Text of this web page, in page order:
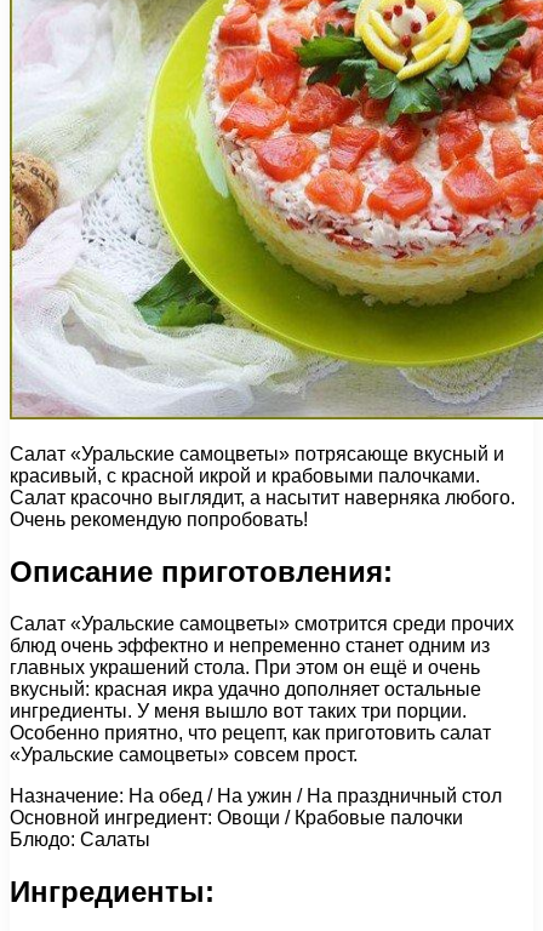
Салат «Уральские самоцветы» потрясающе вкусный и
красивый, с красной икрой и крабовыми палочками.
Салат красочно выглядит, а насытит наверняка любого.
Очень рекомендую попробовать!
Описание приготовления:
Салат «Уральские самоцветы» смотрится среди прочих
блюд очень эффектно и непременно станет одним из
главных украшений стола. При этом он ещё и очень
вкусный: красная икра удачно дополняет остальные
ингредиенты. У меня вышло вот таких три порции.
Особенно приятно, что рецепт, как приготовить салат
«Уральские самоцветы» совсем прост.
Назначение: На обед / На ужин / На праздничный стол
Основной ингредиент: Овощи / Крабовые палочки
Блюдо: Салаты
Ингредиенты: